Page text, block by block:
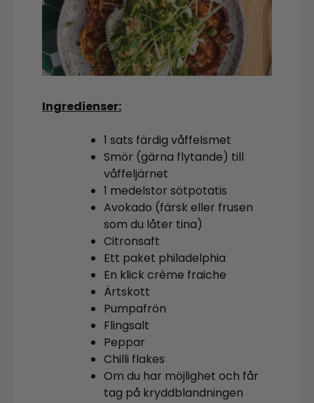
Ingredienser:
1 sats färdig våffelsmet
Smör (gärna flytande) till
våffeljärnet
1 medelstor sötpotatis
Avokado (färsk eller frusen
som du låter tina)
Citronsaft
Ett paket philadelphia
En klick crème fraiche
Ärtskott
Pumpafrön
Flingsalt
Peppar
Chilli flakes
Om du har möjlighet och får
tag på kryddblandningen